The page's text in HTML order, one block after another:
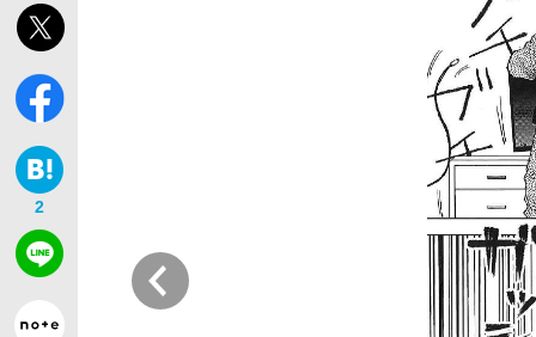
「最悪の空気のまま解散」WBC日本代表
「クマが悪者扱いされているのが悲しい」
2